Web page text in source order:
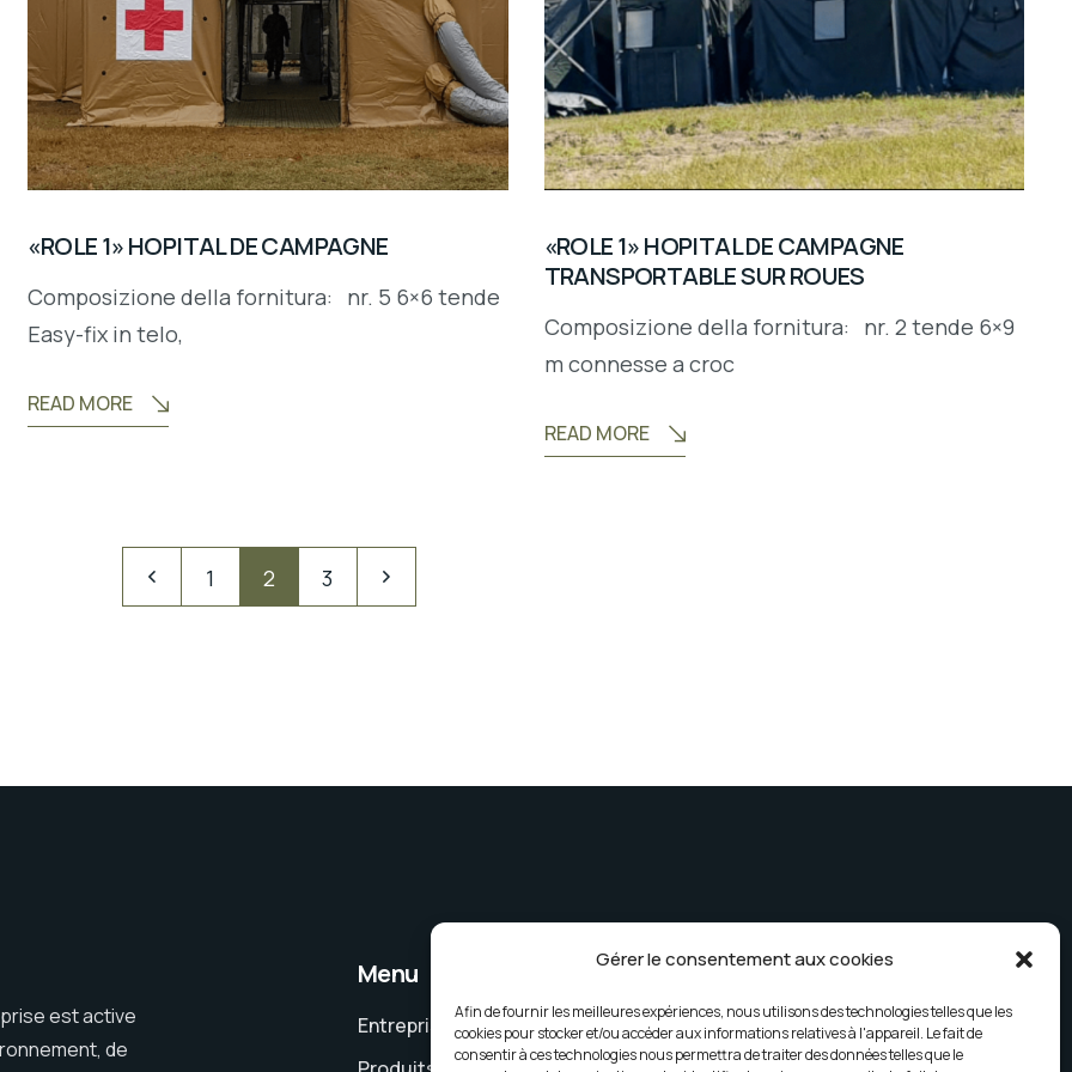
Gérer le consentement aux cookies
Afin de fournir les meilleures expériences, nous utilisons des technologies telles que les
cookies pour stocker et/ou accéder aux informations relatives à l'appareil. Le fait de
consentir à ces technologies nous permettra de traiter des données telles que le
«ROLE 1» HOPITAL DE CAMPAGNE
Composizione della fornitura: nr. 5 6×6 tende
Easy-fix in telo,
READ MORE
«ROLE 1» HOPITAL DE CAMPAGNE
TRANSPORTABLE SUR ROUES
Composizione della fornitura: nr. 2 tende 6×9
m connesse a croc
READ MORE
1 2 3
est active
de
Menu
Entreprise
Nouveautés